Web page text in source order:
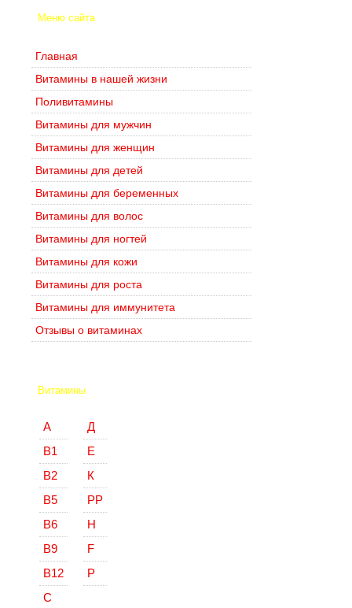
Меню сайта
Главная
Витамины в нашей жизни
Поливитамины
Витамины для мужчин
Витамины для женщин
Витамины для детей
Витамины для беременных
Витамины для волос
Витамины для ногтей
Витамины для кожи
Витамины для роста
Витамины для иммунитета
Отзывы о витаминах
Витамины
А
В1
В2
В5
В6
В9
В12
С
Д
Е
К
РР
Н
F
Р